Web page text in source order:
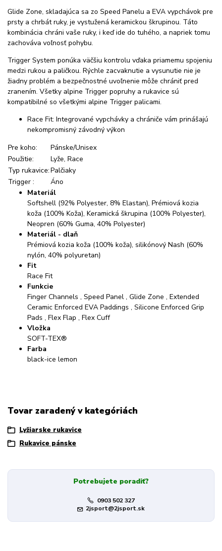
Glide Zone, skladajúca sa zo Speed Panelu a EVA vypchávok pre
prsty a chrbát ruky, je vystužená keramickou škrupinou. Táto
kombinácia chráni vaše ruky, i keď ide do tuhého, a napriek tomu
zachováva voľnosť pohybu.
Trigger System ponúka väčšiu kontrolu vďaka priamemu spojeniu
medzi rukou a paličkou. Rýchle zacvaknutie a vysunutie nie je
žiadny problém a bezpečnostné uvoľnenie môže chrániť pred
zranením. Všetky alpine Trigger popruhy a rukavice sú
kompatibilné so všetkými alpine Trigger palicami.
Race Fit: Integrované vypchávky a chrániče vám prinášajú
nekompromisný závodný výkon
Pre koho:
Pánske/Unisex
Použitie:
Lyže, Race
Typ rukavice:Palčiaky
Trigger :
Áno
Materiál
Softshell (92% Polyester, 8% Elastan), Prémiová kozia
koža (100% Koža), Keramická škrupina (100% Polyester),
Neopren (60% Guma, 40% Polyester)
Materiál - dlaň
Prémiová kozia koža (100% koža), silikónový Nash (60%
nylón, 40% polyuretan)
Fit
Race Fit
Funkcie
Finger Channels , Speed Panel , Glide Zone , Extended
Ceramic Enforced EVA Paddings , Silicone Enforced Grip
Pads , Flex Flap , Flex Cuff
Vložka
SOFT-TEX®
Farba
black-ice lemon
Tovar zaradený v kategóriách
Lyžiarske rukavice
Rukavice pánske
Potrebujete poradiť?
0903 502 327
2jsport@2jsport.sk